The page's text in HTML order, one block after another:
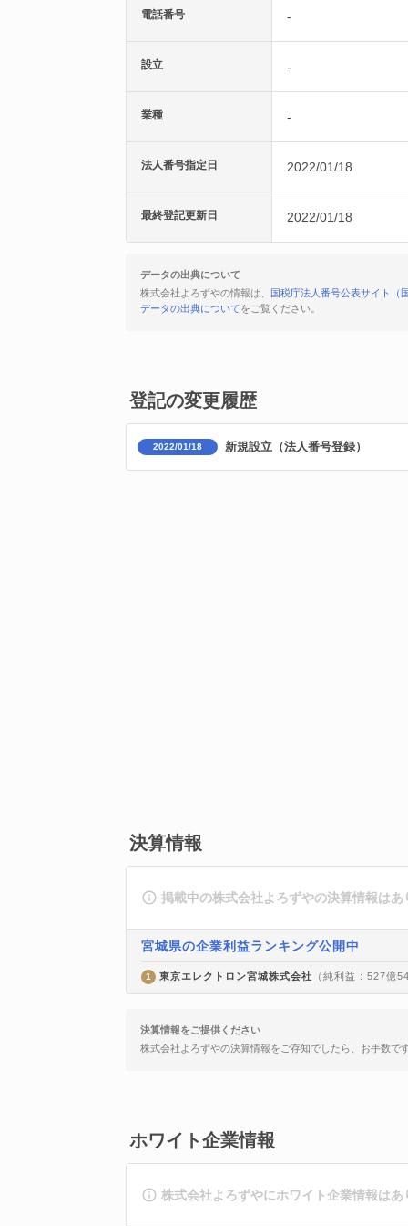
電話番号 -
設立 -
業種 -
法人番号指定日 2022/01/18
最終登記更新日 2022/01/18
データの出典について
株式会社よろずやの情報は、
国税庁法人番号公表サイト（
データの出典についてをご覧ください。
登記の変更履歴
2022/01/18 新規設立（法人番号登録）
決算情報
掲載中の株式会社よろずやの決算情報はあ
宮城県の企業利益ランキング公開中
1 東京エレクトロン宮城株式会社 （純利益 : 527億
決算情報をご提供ください
株式会社よろずやの決算情報をご存知でしたら、お手数で
ホワイト企業情報
株式会社よろずやにホワイト企業情報はあ